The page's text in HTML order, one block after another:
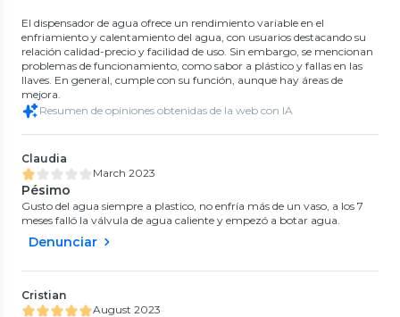
El dispensador de agua ofrece un rendimiento variable en el
enfriamiento y calentamiento del agua, con usuarios destacando su
relación calidad-precio y facilidad de uso. Sin embargo, se mencionan
problemas de funcionamiento, como sabor a plástico y fallas en las
llaves. En general, cumple con su función, aunque hay áreas de
mejora.
Resumen de opiniones obtenidas de la web con IA
Claudia
March 2023
Pésimo
Gusto del agua siempre a plastico, no enfría más de un vaso, a los 7
meses falló la válvula de agua caliente y empezó a botar agua.
Denunciar
Cristian
August 2023